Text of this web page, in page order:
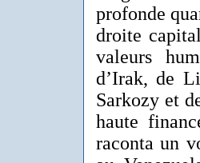
profonde
droite
valeurs
d’Irak, de
Sarkozy et
haute
raconta un